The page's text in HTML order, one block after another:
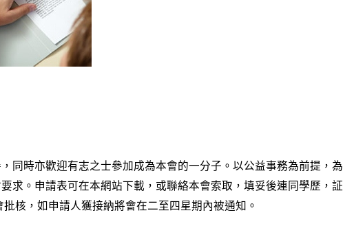
同時亦歡迎有志之士參加成為本會的一分子。以公益事務為前提，
求。申請表可在本網站下載，或聯絡本會索取，填妥後連同學歷，
核，如申請人獲接納將會在二至四星期內被通知。